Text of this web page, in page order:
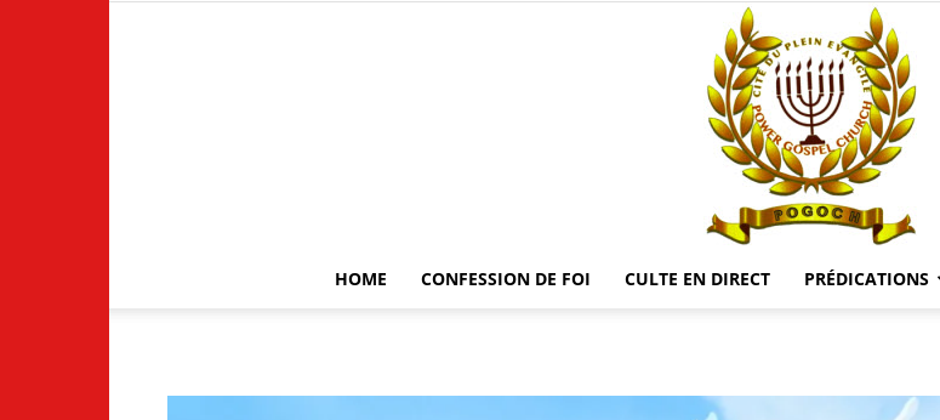
HOME CONFESSION DE FOI CULTE EN DIRECT PRÉDICATIONS